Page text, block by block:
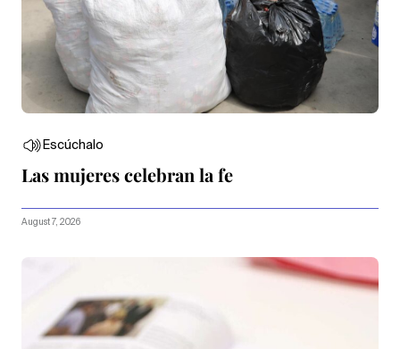
Escúchalo
Las mujeres celebran la fe
August 7, 2026